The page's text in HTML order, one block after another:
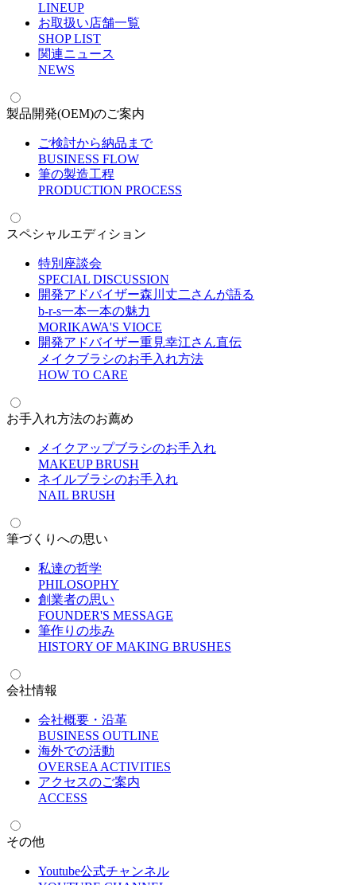
LINEUP
お取扱い店舗一覧
SHOP LIST
関連ニュース
NEWS
製品開発(OEM)のご案内
ご検討から納品まで
BUSINESS FLOW
筆の製造工程
PRODUCTION PROCESS
スペシャルエディション
特別座談会
SPECIAL DISCUSSION
開発アドバイザー森川丈二さんが語る
b-r-s一本一本の魅力
MORIKAWA'S VIOCE
開発アドバイザー重見幸江さん直伝
メイクブラシのお手入れ方法
HOW TO CARE
お手入れ方法のお薦め
メイクアップブラシのお手入れ
MAKEUP BRUSH
ネイルブラシのお手入れ
NAIL BRUSH
筆づくりへの思い
私達の哲学
PHILOSOPHY
創業者の思い
FOUNDER'S MESSAGE
筆作りの歩み
HISTORY OF MAKING BRUSHES
会社情報
会社概要・沿革
BUSINESS OUTLINE
海外での活動
OVERSEA ACTIVITIES
アクセスのご案内
ACCESS
その他
Youtube公式チャンネル